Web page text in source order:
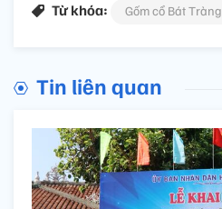
Từ khóa: Gốm cổ Bát Tràng
Tin liên quan